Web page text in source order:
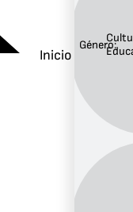
Inicio
Género: